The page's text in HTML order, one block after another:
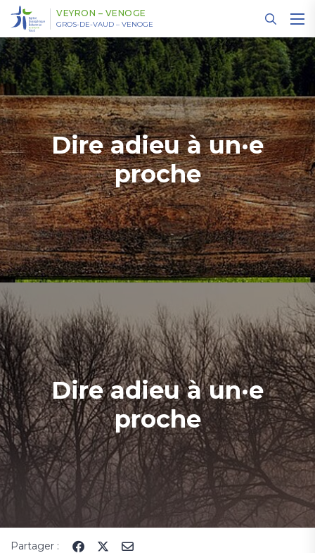
VEYRON – VENOGE
GROS-DE-VAUD – VENOGE
Dire adieu à un·e
proche
Dire adieu à un·e
proche
Partager :
Panneau de gestion des cookies